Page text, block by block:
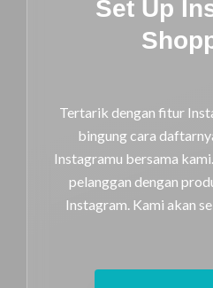
Set Up
Tertarik dengan fitur
bingung cara
Instagramu bersama
pelanggan dengan
Instagram. Kami akan